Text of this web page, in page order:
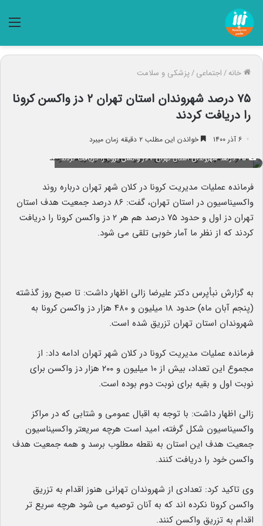
خانه/اجتماعی/پزشکی و سلامت
۷۵ درصد شهروندان استان تهران ۲ دز واکسن کرونا
را دریافت کردند
۶ آذر ۱۴۰۰ خواندن این مطلب ۲ دقیقه زمان میبرد
۷۵ درصد شهروندان استان تهران ۲ دز واکسن کرونا را دریافت کردند
فرمانده عملیات مدیریت کرونا در کلان شهر تهران درباره روند
واکسیناسیون در استان تهران، گفت: ۸۶ درصد جمعیت هدف استان
تهران دز اول و حدود ۷۵ درصد هم هر ۲ دز واکسن کرونا را دریافت
کردند که از نظر ما آمار خوبی تلقی می شود.
به گزارش نبأپرس دکتر علیرضا زالی اظهار داشت: تا صبح روز گذشته
(پنجم آبان ماه) حدود ۱۸ میلیون و ۴۸۰ هزار دز واکسن کرونا به
شهروندان استان تهران تزریق شده است.
فرمانده عملیات مدیریت کرونا در کلان شهر تهران ادامه داد: از
مجموع این تعداد، بیش از ۱۰ میلیون و ۲۰۰ هزار دز واکسن برای
نوبت اول و بقیه برای نوبت دوم بوده است.
زالی اظهار داشت: با توجه به اقبال عمومی و شتابی که در مراکز
واکسیناسیون شکل گرفته، امید است هرچه سریعتر واکسیناسیون
جمعیت هدف این استان به نقطه مطلوب برسد و همه جمعیت هدف
واکسن خود را دریافت کنند.
وی تاکید کرد: تعدادی از شهروندان تهرانی هنوز اقدام به تزریق
واکسن کرونا نکرده اند که به آنان توصیه می شود هرچه سریع تر
اقدام به تزریق واکسن کنند.